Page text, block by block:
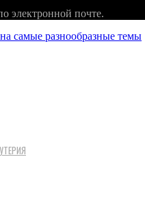
электронной почте.
самые разнообразные темы